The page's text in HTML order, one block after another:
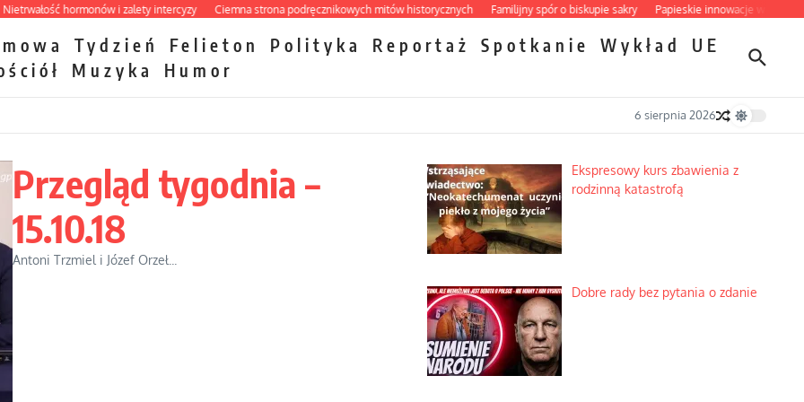
hormonów i zalety intercyzy Ciemna strona podręcznikowych mitów historycznych Familijny spór o biskupie sakry Papieskie innowacje w tradycyjnym
Tydzień Felieton Polityka Reportaż Spotkanie Wykład
UE
Muzyka Humor
6 sierpnia 2026
Przegląd tygodnia –
15.10.18
Antoni Trzmiel i Józef Orzeł...
Ekspresowy kurs zbawienia z
rodzinną katastrofą
Dobre rady bez pytania o zdanie